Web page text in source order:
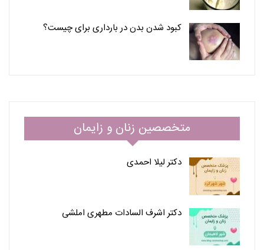
کبود شدن بدن در بارداری برای چیست؟
متخصصین زنان و زایمان
دکتر لیلا احمدی
دکتر اشرف السادات مطهری املشی